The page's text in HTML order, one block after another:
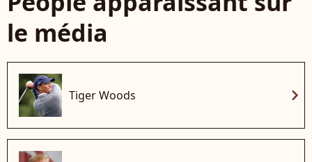
le média
Tiger Woods chevron_right